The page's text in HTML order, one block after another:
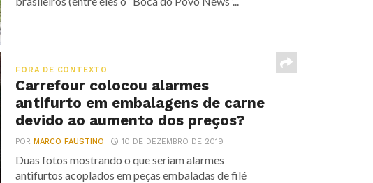
FORA DE CONTEXTO
Carrefour colocou alarmes
antifurto em embalagens de carne
devido ao aumento dos preços?
PORMARCO FAUSTINO 10 DE DEZEMBRO DE 2019
Duas fotos mostrando o que seriam alarmes
antifurtos acoplados em peças embaladas de filé